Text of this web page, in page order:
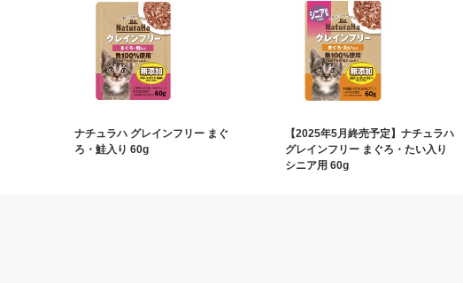
ナチュラハ グレインフリー まぐ
ろ・鮭入り 60g
【2025年5月終売予定】ナチュラハ
グレインフリー まぐろ・たい入り
シニア用 60g